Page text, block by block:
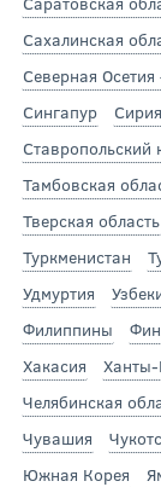
Сахалинская
Северная
Сингапур
Сирия
Ставропольский
Тамбовская
Тверская область
Туркменистан
Удмуртия
Филиппины
Хакасия
Челябинская
Чувашия
Южная Корея